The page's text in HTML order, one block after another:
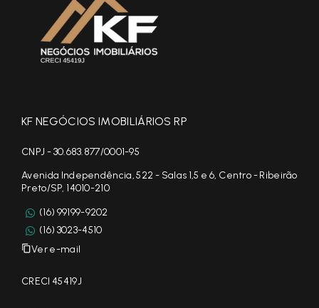
KF NEGÓCIOS IMOBILIÁRIOS RP
CNPJ - 30.683.877/0001-95
Avenida Independência, 522 - Salas 1,5 e 6, Centro - Ribeirão
Preto/SP, 14010-210
(16) 99199-9202
(16) 3023-4510
Ver e-mail
CRECI 45419J